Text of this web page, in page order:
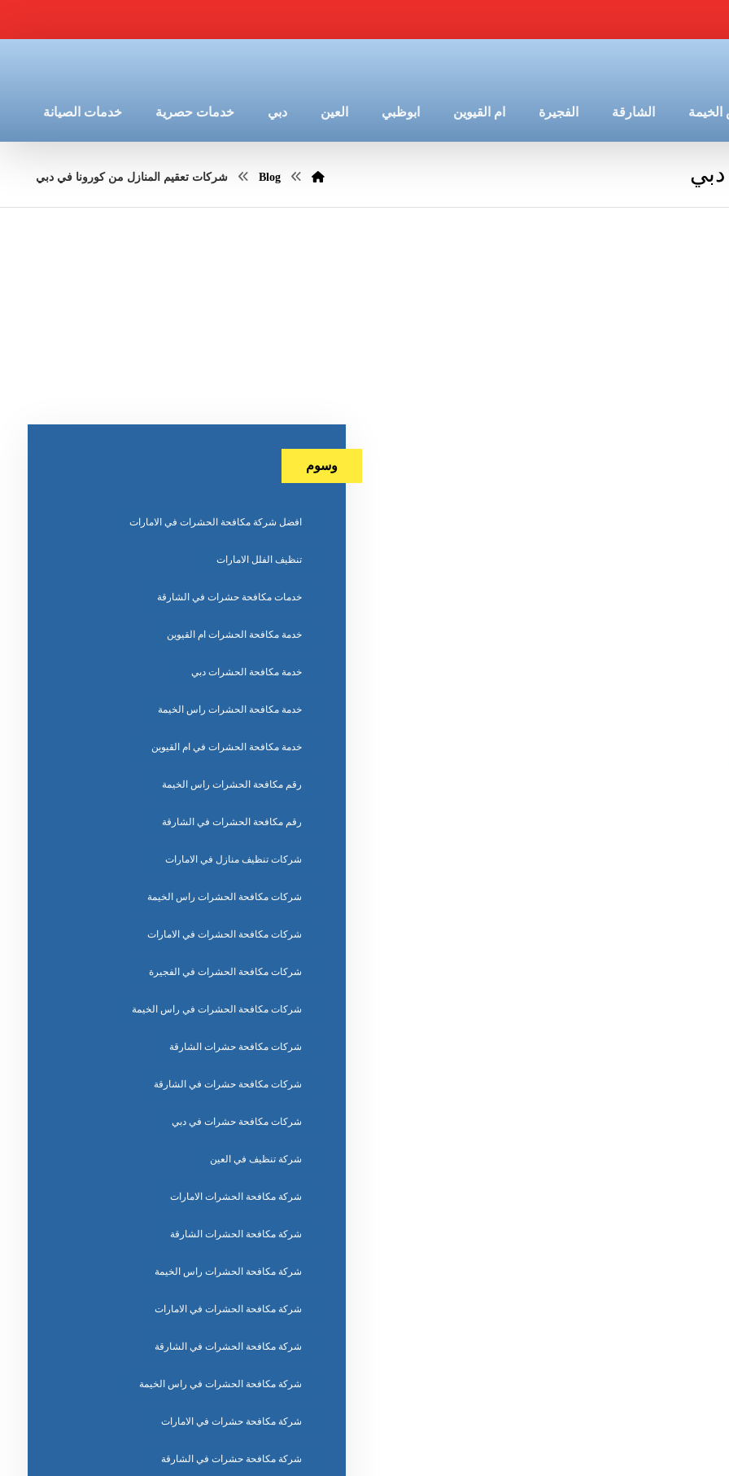
الشارقة الفجيرة ام القيوين ابوظبي العين دبي خدمات حصرية خدمات الصيانة
Blog شركات تعقيم المنازل من كورونا في دبي
وسوم
افضل شركة مكافحة الحشرات في الامارات
تنظيف الفلل الامارات
خدمات مكافحة حشرات في الشارقة
خدمة مكافحة الحشرات ام القيوين
خدمة مكافحة الحشرات دبي
خدمة مكافحة الحشرات راس الخيمة
خدمة مكافحة الحشرات في ام القيوين
رقم مكافحة الحشرات راس الخيمة
رقم مكافحة الحشرات في الشارقة
شركات تنظيف منازل في الامارات
شركات مكافحة الحشرات راس الخيمة
شركات مكافحة الحشرات في الامارات
شركات مكافحة الحشرات في الفجيرة
شركات مكافحة الحشرات في راس الخيمة
شركات مكافحة حشرات الشارقة
شركات مكافحة حشرات في الشارقة
شركات مكافحة حشرات في دبي
شركة تنظيف في العين
شركة مكافحة الحشرات الامارات
شركة مكافحة الحشرات الشارقة
شركة مكافحة الحشرات راس الخيمة
شركة مكافحة الحشرات في الامارات
شركة مكافحة الحشرات في الشارقة
شركة مكافحة الحشرات في راس الخيمة
شركة مكافحة حشرات في الامارات
شركة مكافحة حشرات في الشارقة